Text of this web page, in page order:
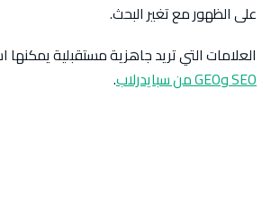
على الظهور مع تغير البحث.
العلامات التي تريد جاهزية مستقبلية
SEO وGEO من سبايدرلاب
.